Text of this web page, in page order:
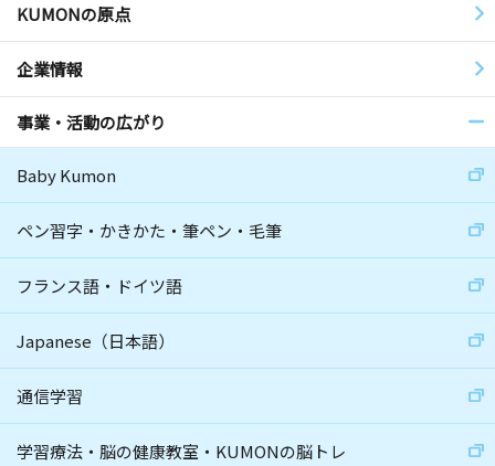
KUMONの原点
企業情報
事業・活動の広がり
Baby Kumon
ペン習字・かきかた・筆ペン・毛筆
フランス語・ドイツ語
Japanese（日本語）
通信学習
学習療法・脳の健康教室・KUMONの脳トレ